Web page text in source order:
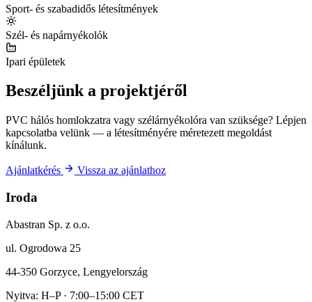
Sport- és szabadidős létesítmények
Szél- és napárnyékolók
Ipari épületek
Beszéljünk a projektjéről
PVC hálós homlokzatra vagy szélárnyékolóra van szüksége? Lépjen
kapcsolatba velünk — a létesítményére méretezett megoldást
kínálunk.
Ajánlatkérés Vissza az ajánlathoz
Iroda
Abastran Sp. z o.o.
ul. Ogrodowa 25
44-350 Gorzyce, Lengyelország
Nyitva: H–P · 7:00–15:00 CET